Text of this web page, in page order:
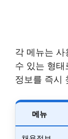
각 메뉴는
수 있는 형
정보를 즉시
메뉴